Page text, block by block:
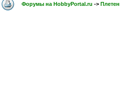
Форумы на HobbyPortal.ru ->